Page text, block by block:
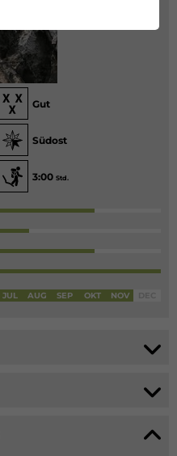
Gut
Südost
3:00 Std.
JUL AUG SEP OKT NOV